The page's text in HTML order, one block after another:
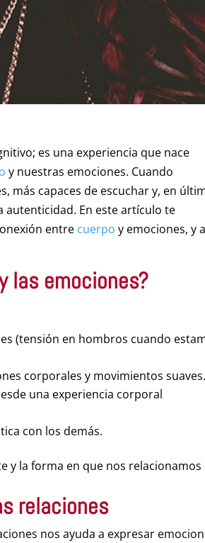
es una experiencia que nace
y nuestras emociones. Cuando
más capaces de escuchar y, en
autenticidad. En este artículo te
entre cuerpo y emociones, y
las emociones?
(tensión en hombros cuando
corporales y movimientos
una experiencia corporal
con los demás.
y la forma en que nos relacionamos
relaciones
nos ayuda a expresar